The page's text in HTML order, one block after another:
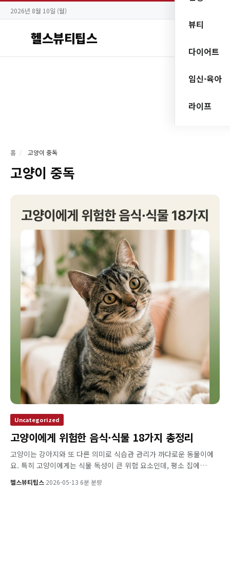
2026년 8월 10일 (월)
헬스뷰티팁스
뷰티
다이어트
임신·육아
라이프
홈 / 고양이 중독
고양이 중독
Uncategorized
고양이에게 위험한 음식·식물 18가지 총정리
고양이는 강아지와 또 다른 의미로 식습관 관리가 까다로운 동물이에
요. 특히 고양이에게는 식물 독성이 큰 위험 요소인데, 평소 집에…
헬스뷰티팁스·2026-05-13·6분 분량